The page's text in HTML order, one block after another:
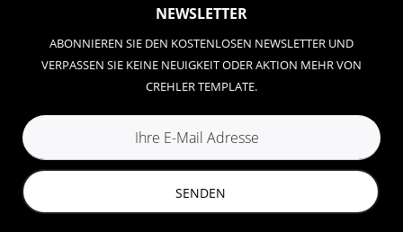
NEWSLETTER
ABONNIEREN SIE DEN KOSTENLOSEN NEWSLETTER UND
VERPASSEN SIE KEINE NEUIGKEIT ODER AKTION MEHR VON
CREHLER TEMPLATE.
SENDEN